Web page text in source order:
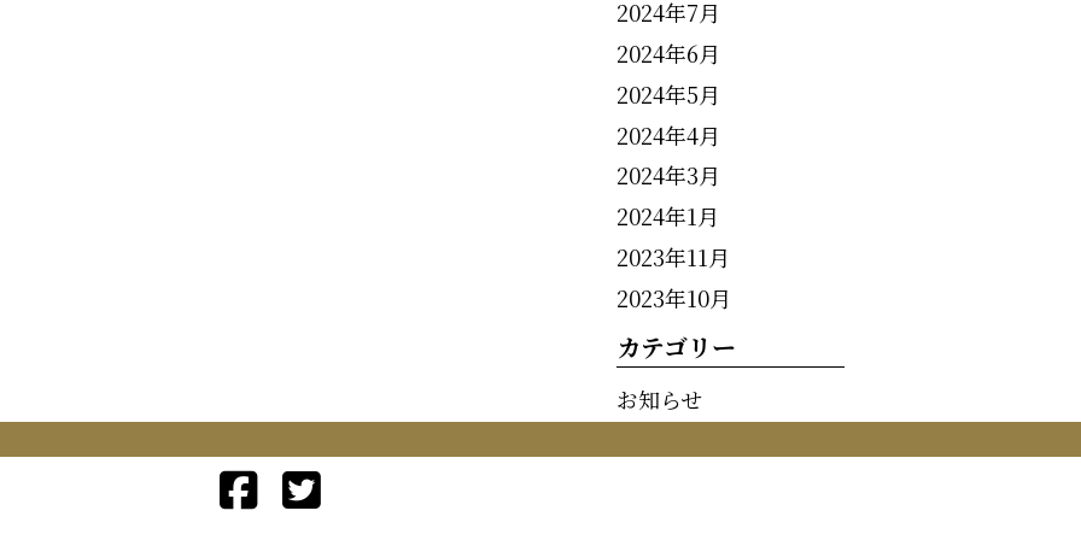
2024年7月
2024年6月
2024年5月
2024年4月
2024年3月
2024年1月
2023年11月
2023年10月
カテゴリー
お知らせ